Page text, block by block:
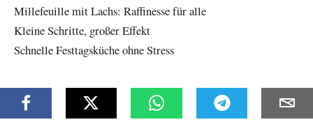
Millefeuille mit Lachs: Raffinesse für alle
Kleine Schritte, großer Effekt
Schnelle Festtagsküche ohne Stress